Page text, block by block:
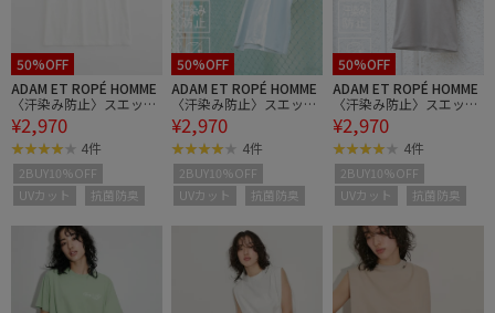
50%OFF
ADAM ET ROPÉ HOMME
〈汗染み防止〉スエット
ガード ベーシック ポケ
ット Tシャツ
¥2,970
4件
2BUY10%OFF
UVカット
抗菌防臭
50%OFF
ADAM ET ROPÉ HOMME
〈汗染み防止〉スエット
ガード ベーシック ポケ
ット Tシャツ
¥2,970
4件
2BUY10%OFF
UVカット
抗菌防臭
50%OFF
ADAM ET ROPÉ HOMME
〈汗染み防止〉スエット
ガード ベーシック ポケ
ット Tシャツ
¥2,970
4件
2BUY10%OFF
UVカット
抗菌防臭